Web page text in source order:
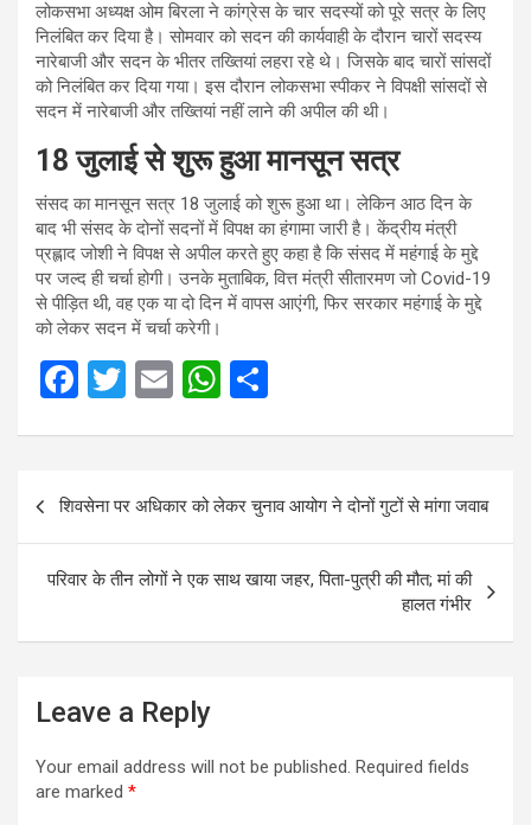
लोकसभा अध्यक्ष ओम बिरला ने कांग्रेस के चार सदस्यों को पूरे सत्र के लिए
निलंबित कर दिया है। सोमवार को सदन की कार्यवाही के दौरान चारों सदस्य
नारेबाजी और सदन के भीतर तख्तियां लहरा रहे थे। जिसके बाद चारों सांसदों
को निलंबित कर दिया गया। इस दौरान लोकसभा स्पीकर ने विपक्षी सांसदों से
सदन में नारेबाजी और तख्तियां नहीं लाने की अपील की थी।
18 जुलाई से शुरू हुआ मानसून सत्र
संसद का मानसून सत्र 18 जुलाई को शुरू हुआ था। लेकिन आठ दिन के
बाद भी संसद के दोनों सदनों में विपक्ष का हंगामा जारी है। केंद्रीय मंत्री
प्रह्लाद जोशी ने विपक्ष से अपील करते हुए कहा है कि संसद में महंगाई के मुद्दे
पर जल्द ही चर्चा होगी। उनके मुताबिक, वित्त मंत्री सीतारमण जो Covid-19
से पीड़ित थी, वह एक या दो दिन में वापस आएंगी, फिर सरकार महंगाई के मुद्दे
को लेकर सदन में चर्चा करेगी।
F
b
o
o
T
er
E
W
s
A
p
e
Post
शिवसेना पर अधिकार को लेकर चुनाव आयोग ने दोनों गुटों से मांगा जवाब
परिवार के तीन लोगों ने एक साथ खाया जहर, पिता-पुत्री की मौत; मां की
हालत गंभीर
Leave a Reply
Your email address will not be published. Required fields
are marked *